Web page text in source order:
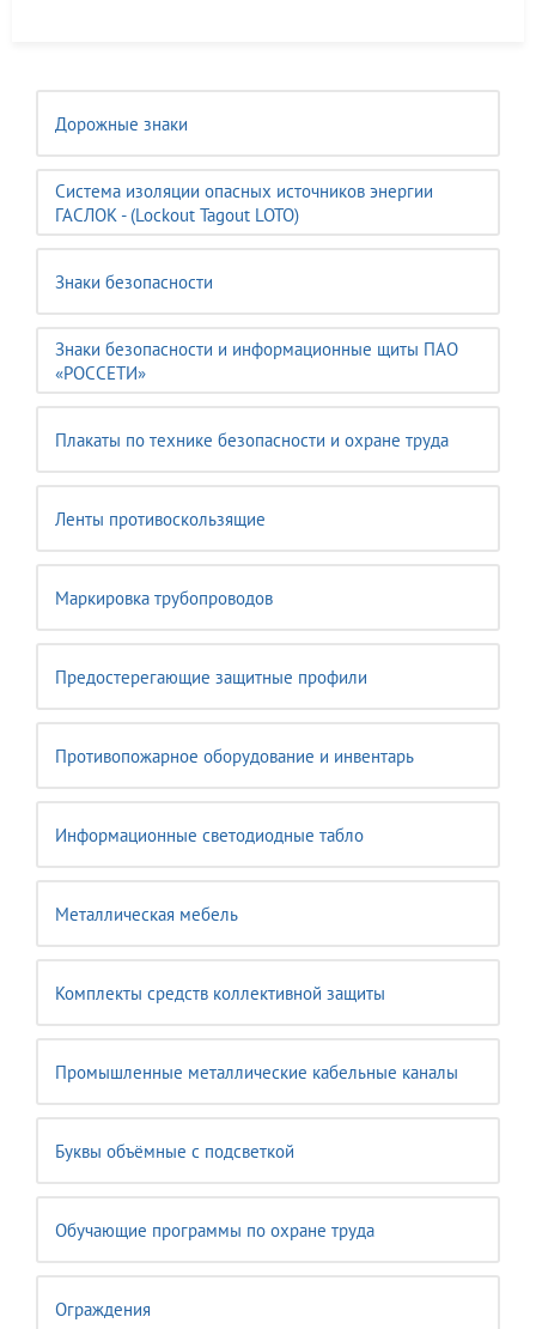
Дорожные знаки
Система изоляции опасных источников энергии
ГАСЛОК - (Lockout Tagout LOTO)
Знаки безопасности
Знаки безопасности и информационные щиты ПАО
«РОССЕТИ»
Плакаты по технике безопасности и охране труда
Ленты противоскользящие
Маркировка трубопроводов
Предостерегающие защитные профили
Противопожарное оборудование и инвентарь
Информационные светодиодные табло
Металлическая мебель
Комплекты средств коллективной защиты
Промышленные металлические кабельные каналы
Буквы объёмные с подсветкой
Обучающие программы по охране труда
Ограждения